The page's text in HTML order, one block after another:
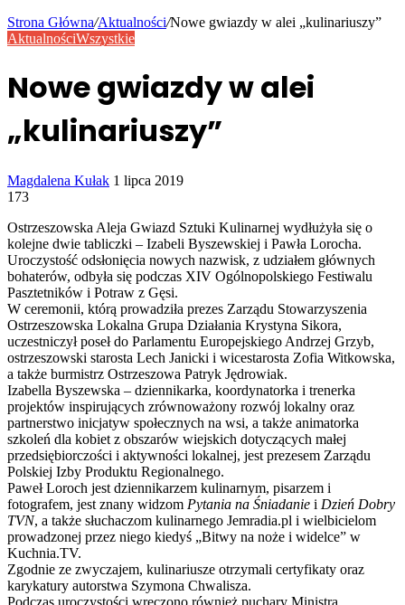
Strona Główna/Aktualności/Nowe gwiazdy w alei „kulinariuszy”
AktualnościWszystkie
Nowe gwiazdy w alei
„kulinariuszy”
Magdalena Kułak Send
1 lipca 2019
173
Ostrzeszowska Aleja Gwiazd Sztuki Kulinarnej wydłużyła się o
kolejne dwie tabliczki – Izabeli Byszewskiej i Pawła Lorocha.
Uroczystość odsłonięcia nowych nazwisk, z udziałem głównych
bohaterów, odbyła się podczas XIV Ogólnopolskiego Festiwalu
Pasztetników i Potraw z Gęsi.
W ceremonii, którą prowadziła prezes Zarządu Stowarzyszenia
Ostrzeszowska Lokalna Grupa Działania Krystyna Sikora,
uczestniczył poseł do Parlamentu Europejskiego Andrzej Grzyb,
ostrzeszowski starosta Lech Janicki i wicestarosta Zofia Witkowska,
a także burmistrz Ostrzeszowa Patryk Jędrowiak.
Izabella Byszewska – dziennikarka, koordynatorka i trenerka
projektów inspirujących zrównoważony rozwój lokalny oraz
partnerstwo inicjatyw społecznych na wsi, a także animatorka
szkoleń dla kobiet z obszarów wiejskich dotyczących małej
przedsiębiorczości i aktywności lokalnej, jest prezesem Zarządu
Polskiej Izby Produktu Regionalnego.
Paweł Loroch jest dziennikarzem kulinarnym, pisarzem i
fotografem, jest znany widzom Pytania na Śniadanie i Dzień Dobry
TVN, a także słuchaczom kulinarnego Jemradia.pl i wielbicielom
prowadzonej przez niego kiedyś „Bitwy na noże i widelce” w
Kuchnia.TV.
Zgodnie ze zwyczajem, kulinariusze otrzymali certyfikaty oraz
karykatury autorstwa Szymona Chwalisza.
Podczas uroczystości wręczono również puchary Ministra